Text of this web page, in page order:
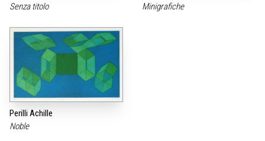
Senza titolo
Minigrafiche
Perilli Achille
Noble